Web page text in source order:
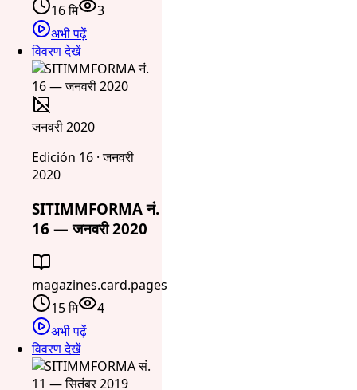
16 मि
3
अभी पढ़ें
विवरण देखें
जनवरी 2020
Edición 16 · जनवरी
2020
SITIMMFORMA नं.
16 — जनवरी 2020
magazines.card.pages
15 मि
4
अभी पढ़ें
विवरण देखें